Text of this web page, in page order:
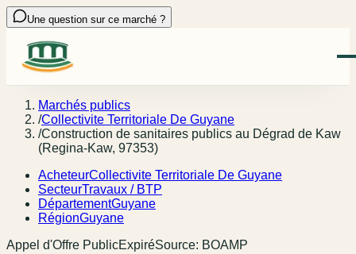
Une question sur ce marché ?
Marchés publics
/Collectivite Territoriale De Guyane
/Construction de sanitaires publics au Dégrad de Kaw
(Regina-Kaw, 97353)
AcheteurCollectivite Territoriale De Guyane
SecteurTravaux / BTP
DépartementGuyane
RégionGuyane
Appel d'Offre PublicExpiréSource: BOAMP